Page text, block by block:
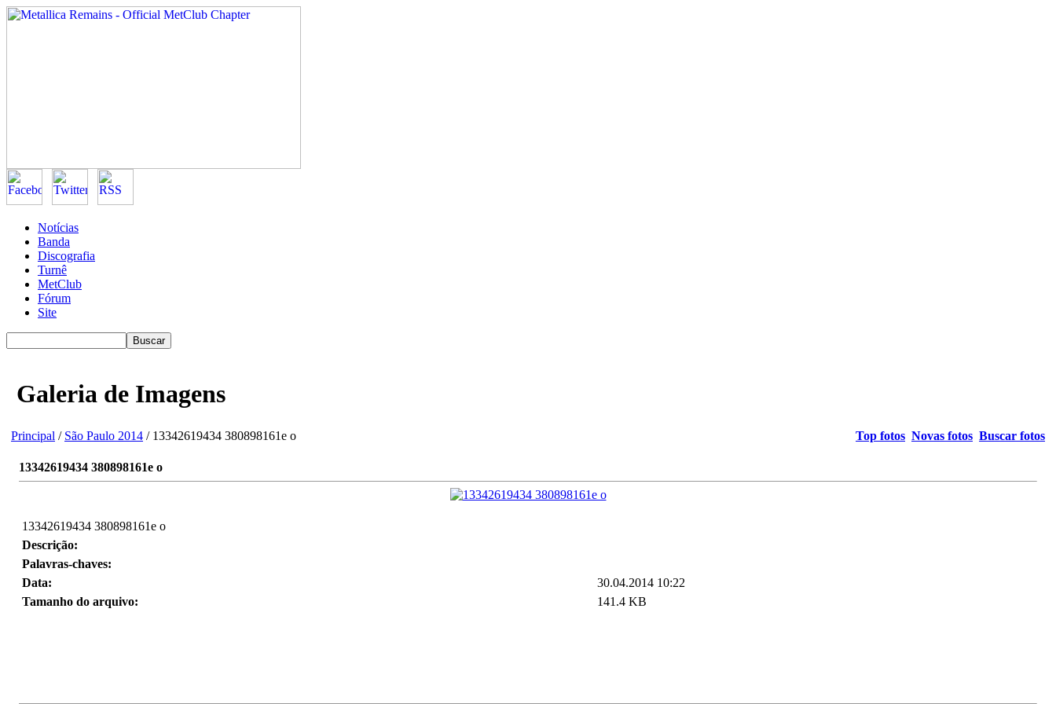
Notícias
Banda
Discografia
Turnê
MetClub
Fórum
Site
Galeria de Imagens
Principal / São Paulo 2014 / 13342619434 380898161e o Top fotos Novas fotos Buscar fotos
13342619434 380898161e o
13342619434 380898161e o
Descrição:
Palavras-chaves:
Data:
30.04.2014 10:22
Tamanho do arquivo:
141.4 KB